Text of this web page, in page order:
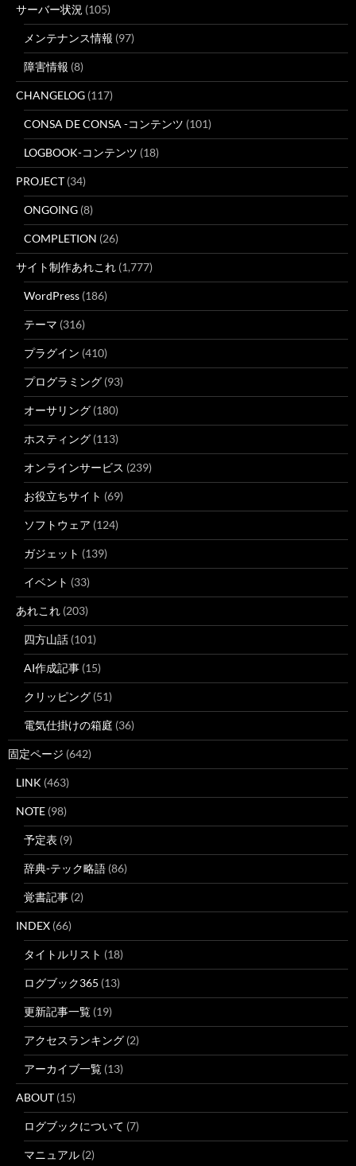
サーバー状況 (105)
メンテナンス情報 (97)
障害情報 (8)
CHANGELOG (117)
CONSA DE CONSA -コンテンツ (101)
LOGBOOK-コンテンツ (18)
PROJECT (34)
ONGOING (8)
COMPLETION (26)
サイト制作あれこれ (1,777)
WordPress (186)
テーマ (316)
プラグイン (410)
プログラミング (93)
オーサリング (180)
ホスティング (113)
オンラインサービス (239)
お役立ちサイト (69)
ソフトウェア (124)
ガジェット (139)
イベント (33)
あれこれ (203)
四方山話 (101)
AI作成記事 (15)
クリッピング (51)
電気仕掛けの箱庭 (36)
固定ページ (642)
LINK (463)
NOTE (98)
予定表 (9)
辞典-テック略語 (86)
覚書記事 (2)
INDEX (66)
タイトルリスト (18)
ログブック365 (13)
更新記事一覧 (19)
アクセスランキング (2)
アーカイブ一覧 (13)
ABOUT (15)
ログブックについて (7)
マニュアル (2)